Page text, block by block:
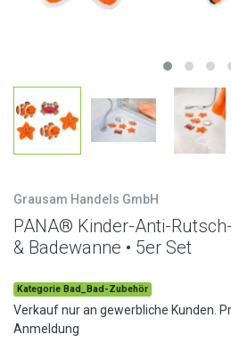
Grausam Handels GmbH
PANA® Kinder-Anti-
& Badewanne • 5er Set
Kategorie Bad_Bad-Zubehör
Verkauf nur an gewerbliche Kunden.
Anmeldung